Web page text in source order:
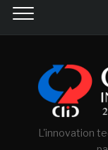
L'innovation